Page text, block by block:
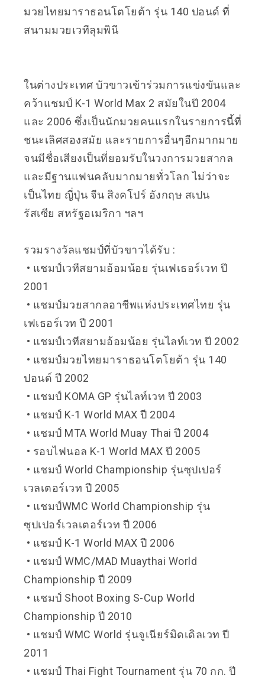
มวยไทยมาราธอนโตโยต้า รุ่น 140 ปอนด์ ที่
สนามมวยเวทีลุมพินี
ในต่างประเทศ บัวขาวเข้าร่วมการแข่งขันและ
คว้าแชมป์ K-1 World Max 2 สมัยในปี 2004
และ 2006 ซึ่งเป็นนักมวยคนแรกในรายการนี้ที่
ชนะเลิศสองสมัย และรายการอื่นๆอีกมากมาย
จนมีชื่อเสียงเป็นที่ยอมรับในวงการมวยสากล
และมีฐานแฟนคลับมากมายทั่วโลก ไม่ว่าจะ
เป็นไทย ญี่ปุ่น จีน สิงคโปร์ อังกฤษ สเปน
รัสเซีย สหรัฐอเมริกา ฯลฯ
รวมรางวัลแชมป์ที่บัวขาวได้รับ :
• แชมป์เวทีสยามอ้อมน้อย รุ่นเฟเธอร์เวท ปี
2001
• แชมป์มวยสากลอาชีพแห่งประเทศไทย รุ่น
เฟเธอร์เวท ปี 2001
• แชมป์เวทีสยามอ้อมน้อย รุ่นไลท์เวท ปี 2002
• แชมป์มวยไทยมาราธอนโตโยต้า รุ่น 140
ปอนด์ ปี 2002
• แชมป์ KOMA GP รุ่นไลท์เวท ปี 2003
• แชมป์ K-1 World MAX ปี 2004
• แชมป์ MTA World Muay Thai ปี 2004
• รอบไฟนอล K-1 World MAX ปี 2005
• แชมป์ World Championship รุ่นซุปเปอร์
เวลเตอร์เวท ปี 2005
• แชมป์WMC World Championship รุ่น
ซุปเปอร์เวลเตอร์เวท ปี 2006
• แชมป์ K-1 World MAX ปี 2006
• แชมป์ WMC/MAD Muaythai World
Championship ปี 2009
• แชมป์ Shoot Boxing S-Cup World
Championship ปี 2010
• แชมป์ WMC World รุ่นจูเนียร์มิดเดิลเวท ปี
2011
• แชมป์ Thai Fight Tournament รุ่น 70 กก. ปี